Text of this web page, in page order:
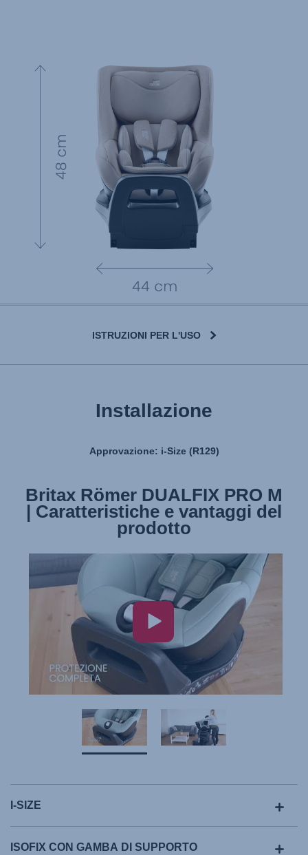
ISTRUZIONI PER L'USO
Installazione
Approvazione: i-Size (R129)
Britax Römer DUALFIX PRO M
| Caratteristiche e vantaggi del
prodotto
Britax Römer DUALFIX PRO M
| Installazione
I-SIZE
ISOFIX CON GAMBA DI SUPPORTO